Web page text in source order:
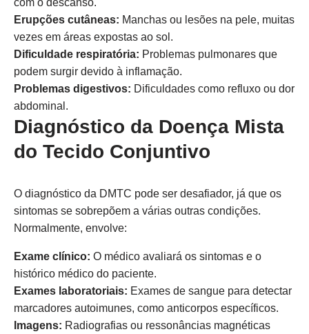
com o descanso.
Erupções cutâneas: Manchas ou lesões na pele, muitas
vezes em áreas expostas ao sol.
Dificuldade respiratória: Problemas pulmonares que
podem surgir devido à inflamação.
Problemas digestivos: Dificuldades como refluxo ou dor
abdominal.
Diagnóstico da Doença Mista
do Tecido Conjuntivo
O diagnóstico da DMTC pode ser desafiador, já que os
sintomas se sobrepõem a várias outras condições.
Normalmente, envolve:
Exame clínico: O médico avaliará os sintomas e o
histórico médico do paciente.
Exames laboratoriais: Exames de sangue para detectar
marcadores autoimunes, como anticorpos específicos.
Imagens: Radiografias ou ressonâncias magnéticas